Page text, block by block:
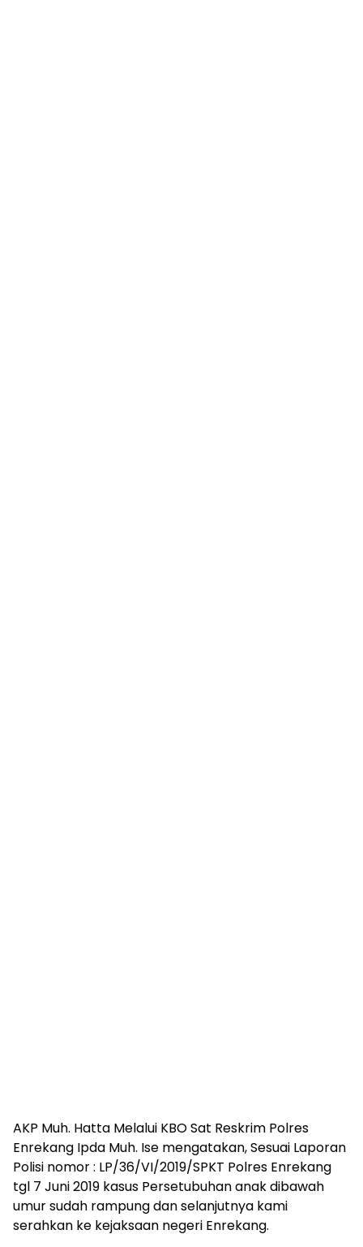
AKP Muh. Hatta Melalui KBO Sat Reskrim Polres
Enrekang Ipda Muh. Ise mengatakan, Sesuai Laporan
Polisi nomor : LP/36/VI/2019/SPKT Polres Enrekang
tgl 7 Juni 2019 kasus Persetubuhan anak dibawah
umur sudah rampung dan selanjutnya kami
serahkan ke kejaksaan negeri Enrekang.